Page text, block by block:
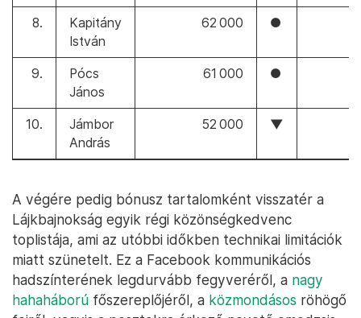
8.
Kapitány
István
62 000 ●
9.
Pócs
János
61 000 ●
10.
Jámbor
András
52 000 ▼
A végére pedig bónusz tartalomként visszatér a
Lájkbajnokság egyik régi közönségkedvenc
toplistája, ami az utóbbi időkben technikai limitációk
miatt szünetelt. Ez a Facebook kommunikációs
hadszínterének legdurvább fegyveréről, a nagy
hahaháború főszereplőjéről, a közmondásos röhögő